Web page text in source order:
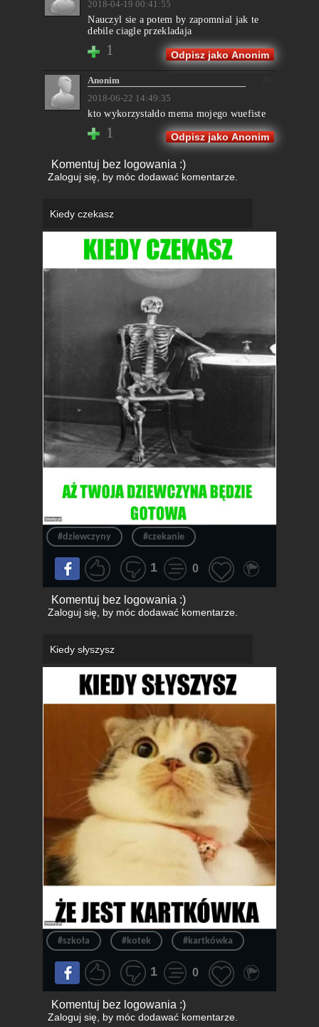
2018-04-19 00:41:55
Nauczyl sie a potem by zapomnial jak te
debile ciagle przekladaja
1 Odpisz jako Anonim
Anonim
2018-06-22 14:49:35
kto wykorzystałdo mema mojego wuefiste
1 Odpisz jako Anonim
Komentuj bez logowania :)
Zaloguj się, by móc dodawać komentarze.
Kiedy czekasz
#dziewczyny #czekanie
1 0
Komentuj bez logowania :)
Zaloguj się, by móc dodawać komentarze.
Kiedy słyszysz
#szkoła #kotek #kartkówka
1 0
Komentuj bez logowania :)
Zaloguj się, by móc dodawać komentarze.